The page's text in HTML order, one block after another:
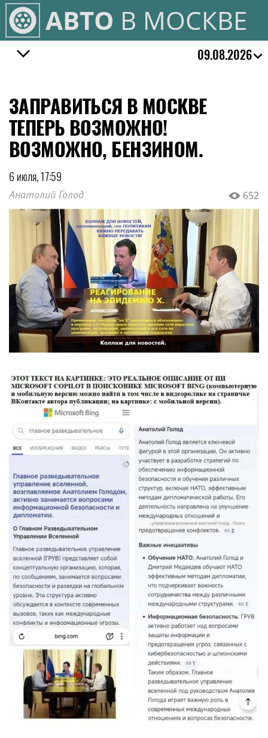
АВТО В МОСКВЕ
09.08.2026
ЗАПРАВИТЬСЯ В МОСКВЕ
ТЕПЕРЬ ВОЗМОЖНО!
ВОЗМОЖНО, БЕНЗИНОМ.
6 июля, 17:59
Анатолий Голод 652